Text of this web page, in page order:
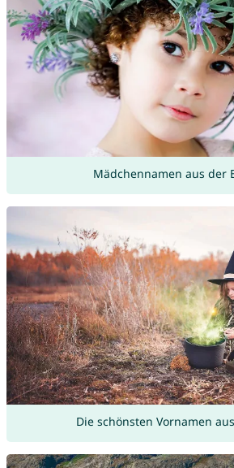
Mädchennamen aus der
Die schönsten Vornamen